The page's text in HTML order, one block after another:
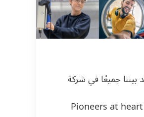
بيننا جميعًا في شركة
Pioneers at